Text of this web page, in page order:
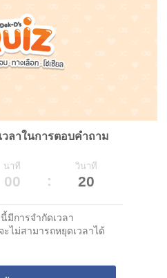
ลาในการตอบคำถาม
นาที วินาที
00 20
มีการจำกัดเวลา
ะไม่สามารถหยุดเวลาได้